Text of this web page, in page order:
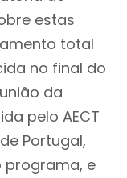
estas
total
no final do
da
pelo AECT
Portugal,
programa, e